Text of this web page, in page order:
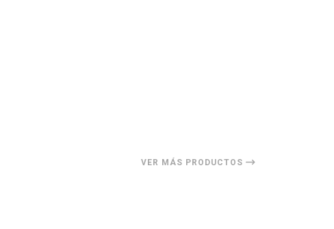
VER MÁS PRODUCTOS